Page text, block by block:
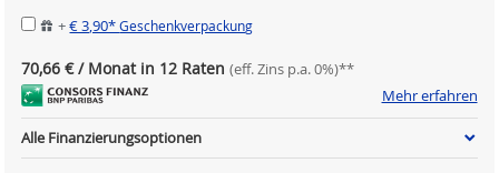
+€ 3,90*Geschenkverpackung
70,66 € / Monat in 12 Raten (eff. Zins p.a. 0%)**
Mehr erfahren
Alle Finanzierungsoptionen